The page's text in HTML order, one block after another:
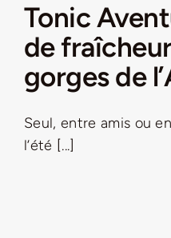
Tonic
de
gorges de
Seul, entre amis ou
l’été [...]